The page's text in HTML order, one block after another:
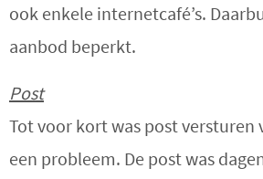
ook enkele internetcafé’s.
aanbod beperkt.
Post
Tot voor kort was post versturen
een probleem. De post was